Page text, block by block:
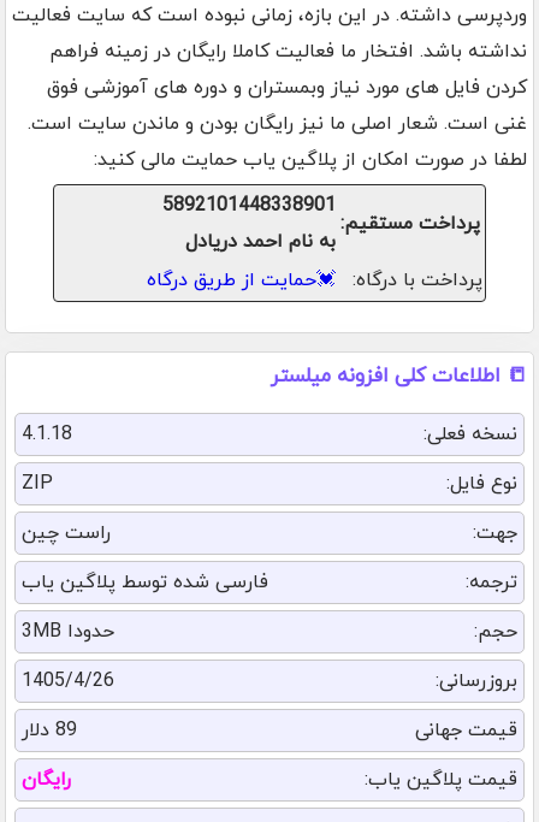
وردپرسی داشته. در این بازه، زمانی نبوده است که سایت فعالیت
نداشته باشد. افتخار ما فعالیت کاملا رایگان در زمینه فراهم
کردن فایل های مورد نیاز وبمستران و دوره های آموزشی فوق
غنی است. شعار اصلی ما نیز رایگان بودن و ماندن سایت است.
لطفا در صورت امکان از پلاگین یاب حمایت مالی کنید:
پرداخت مستقیم:
5892101448338901
به نام احمد دریادل
پرداخت با درگاه:
💓حمایت از طریق درگاه
📒 اطلاعات کلی افزونه میلستر
نسخه فعلی:
4.1.18
نوع فایل:
ZIP
جهت:
راست چین
ترجمه:
فارسی شده توسط پلاگین یاب
حجم:
حدودا 3MB
بروزرسانی:
1405/4/26
قیمت جهانی
89 دلار
قیمت پلاگین یاب:
رایگان